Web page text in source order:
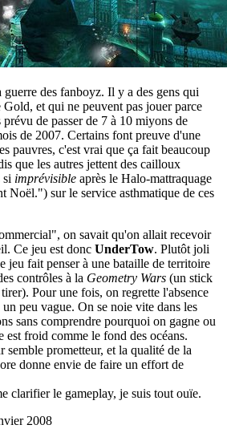
des fanboyz. Il y a des gens qui
et qui ne peuvent pas jouer parce
de passer de 7 à 10 miyons de
de 2007. Certains font preuve d'une
pauvres, c'est vrai que ça fait beaucoup
que les autres jettent des cailloux
si imprévisible après le Halo-mattraquage
Noël.") sur le service asthmatique de ces
on savait qu'on allait recevoir
Ce jeu est donc UnderTow. Plutôt joli
jeu fait penser à une bataille de territoire
contrôles à la Geometry Wars (un stick
Pour une fois, on regrette l'absence
peu vague. On se noie vite dans les
sans comprendre pourquoi on gagne ou
est froid comme le fond des océans.
prometteur, et la qualité de la
donne envie de faire un effort de
clarifier le gameplay, je suis tout ouïe.
2008